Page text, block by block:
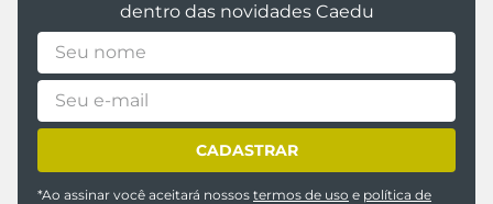
dentro das novidades Caedu
CADASTRAR
*Ao assinar você aceitará nossos termos de uso e política de